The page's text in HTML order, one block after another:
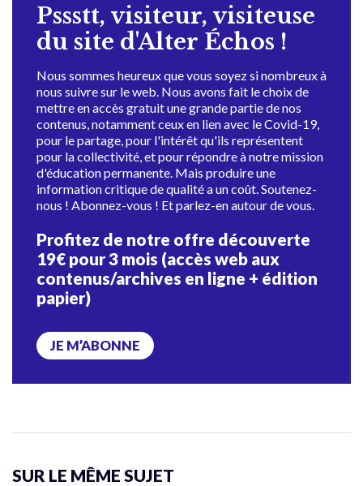
Pssstt, visiteur, visiteuse
du site d'Alter Échos !
Nous sommes heureux que vous soyez si nombreux à
nous suivre sur le web. Nous avons fait le choix de
mettre en accès gratuit une grande partie de nos
contenus, notamment ceux en lien avec le Covid-19,
pour le partage, pour l'intérêt qu'ils représentent
pour la collectivité, et pour répondre à notre mission
d'éducation permanente. Mais produire une
information critique de qualité a un coût. Soutenez-
nous ! Abonnez-vous ! Et parlez-en autour de vous.
Profitez de notre offre découverte
19€ pour 3 mois (accès web aux
contenus/archives en ligne + édition
papier)
JE M’ABONNE
SUR LE MÊME SUJET